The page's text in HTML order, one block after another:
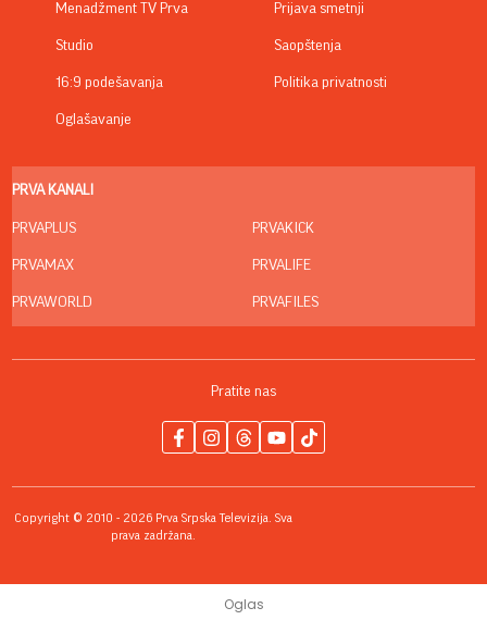
Menadžment TV Prva
Studio
16:9 podešavanja
Oglašavanje
Prijava smetnji
Saopštenja
Politika privatnosti
PRVA KANALI
PRVAPLUS
PRVAMAX
PRVAWORLD
PRVAKICK
PRVALIFE
PRVAFILES
Pratite nas
Copyright © 2010 - 2026 Prva Srpska Televizija. Sva
prava zadržana.